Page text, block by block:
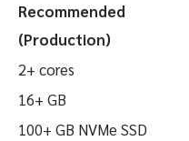
Recommended
(Production)
2+ cores
16+ GB
100+ GB NVMe SSD